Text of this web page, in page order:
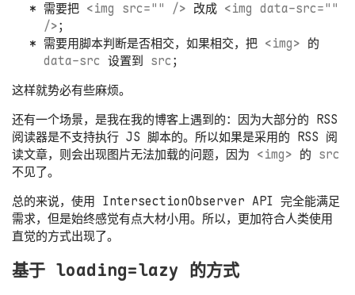
需要把 <img src="" /> 改成 <img data-src=""
/>；
需要用脚本判断是否相交，如果相交，把 <img> 的
data-src 设置到 src；
这样就势必有些麻烦。
还有一个场景，是我在我的博客上遇到的：因为大部分的 RSS
阅读器是不支持执行 JS 脚本的。所以如果是采用的 RSS 阅
读文章，则会出现图片无法加载的问题，因为 <img> 的 src
不见了。
总的来说，使用 IntersectionObserver API 完全能满足
需求，但是始终感觉有点大材小用。所以，更加符合人类使用
直觉的方式出现了。
基于 loading=lazy 的方式